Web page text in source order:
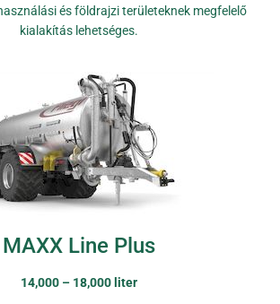
és földrajzi területeknek megfelelő
kialakítás lehetséges.
MAXX Line Plus
14,000 – 18,000 liter